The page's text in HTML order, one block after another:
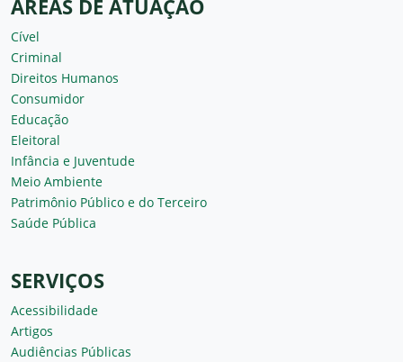
ÁREAS DE ATUAÇÃO
Cível
Criminal
Direitos Humanos
Consumidor
Educação
Eleitoral
Infância e Juventude
Meio Ambiente
Patrimônio Público e do Terceiro
Saúde Pública
SERVIÇOS
Acessibilidade
Artigos
Audiências Públicas